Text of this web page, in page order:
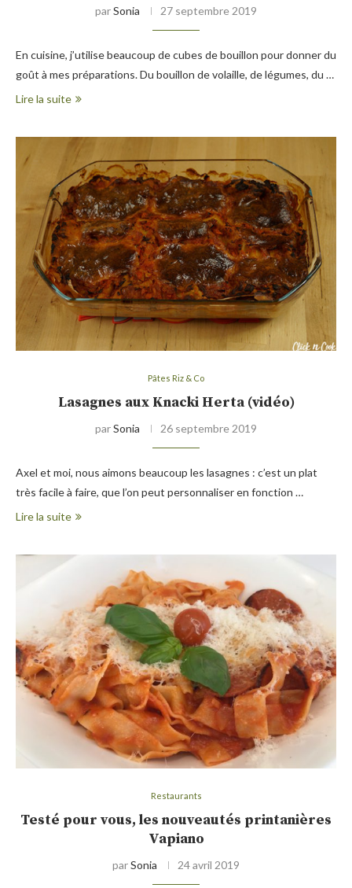
parSonia 27 septembre 2019
En cuisine, j’utilise beaucoup de cubes de bouillon pour donner du
goût à mes préparations. Du bouillon de volaille, de légumes, du …
Lire la suite
Pâtes Riz & Co
Lasagnes aux Knacki Herta (vidéo)
parSonia 26 septembre 2019
Axel et moi, nous aimons beaucoup les lasagnes : c’est un plat
très facile à faire, que l’on peut personnaliser en fonction …
Lire la suite
Restaurants
Testé pour vous, les nouveautés printanières
Vapiano
parSonia 24 avril 2019